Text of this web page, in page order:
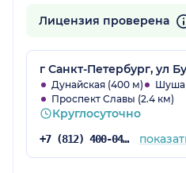
Лицензия проверена
г Санкт-Петербург, ул
Дунайская (400 м)
Проспект Славы (2.4 км)
Круглосуточно
+7 (812) 400-04-10